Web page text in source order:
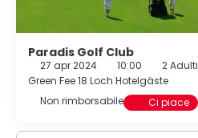
Paradis Golf Club
27 apr 2024 10:00 2 Adulti
Green Fee 18 Loch Hotelgäste
Non rimborsabile
Ci piace